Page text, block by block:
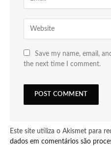
Save my name, email,
the next time I comment.
Este site utiliza o Akismet para
dados em comentários são